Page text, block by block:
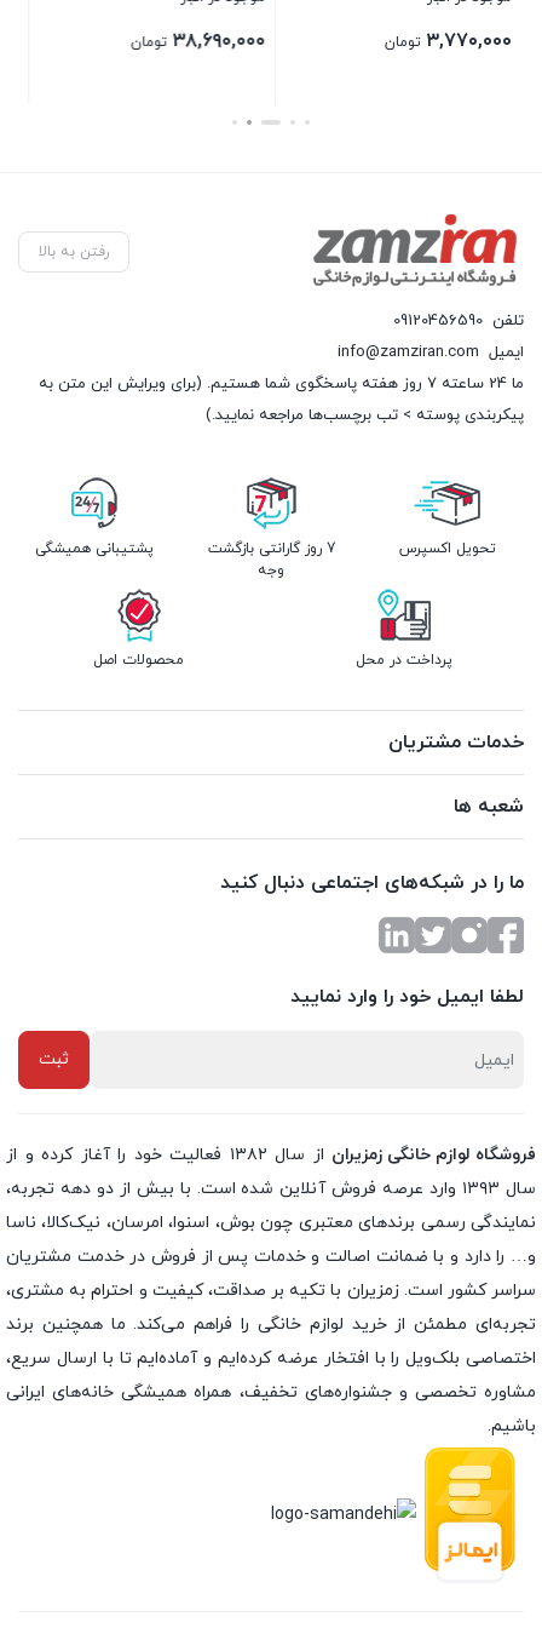
۱۸,۸۰۰,۰۰۰ تومان ۴,۵۰۰,۰۰۰ تومان
بستن
رفتن به بالا
تلفن 09120456590
ایمیل info@zamziran.com
ما 24 ساعته 7 روز هفته پاسخگوی شما هستیم. (برای ویرایش این متن به
پیکربندی پوسته > تب برچسب‌ها مراجعه نمایید.)
تحویل اکسپرس
7 روز گارانتی بازگشت
وجه
پشتیبانی همیشگی
پرداخت در محل محصولات اصل
خدمات مشتریان
شعبه ها
ما را در شبکه‌های اجتماعی دنبال کنید
لطفا ایمیل خود را وارد نمایید
فروشگاه لوازم خانگی زمزیران
از سال ۱۳۸۲ فعالیت خود را آغاز کرده و از
سال ۱۳۹۳ وارد عرصه فروش آنلاین شده است. با بیش از دو دهه تجربه،
نمایندگی رسمی برندهای معتبری چون بوش، اسنوا، امرسان، نیک‌کالا، ناسا
و… را دارد و با ضمانت اصالت و خدمات پس از فروش در خدمت مشتریان
سراسر کشور است. زمزیران با تکیه بر صداقت، کیفیت و احترام به مشتری،
تجربه‌ای مطمئن از خرید لوازم خانگی را فراهم می‌کند. ما همچنین برند
اختصاصی بلک‌ویل را با افتخار عرضه کرده‌ایم و آماده‌ایم تا با ارسال سریع،
مشاوره تخصصی و جشنواره‌های تخفیف، همراه همیشگی خانه‌های ایرانی
باشیم.